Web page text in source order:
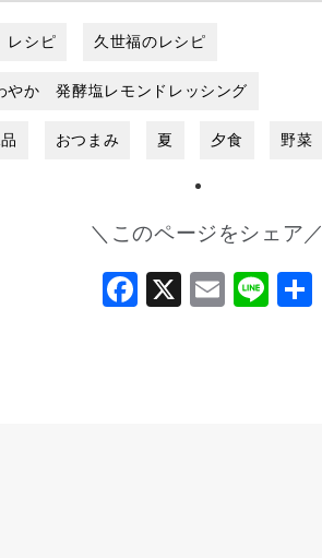
レシピ 久世福のレシピ
やか 発酵塩レモンドレッシング
おつまみ 夏 夕食 野菜
＼このページをシェア／
Facebook
X Email
Line